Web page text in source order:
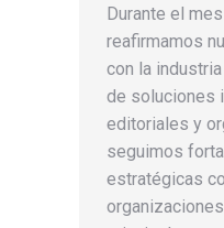
Durante el
reafirmamos
con la
de soluciones
editoriales y
seguimos
estratégicas